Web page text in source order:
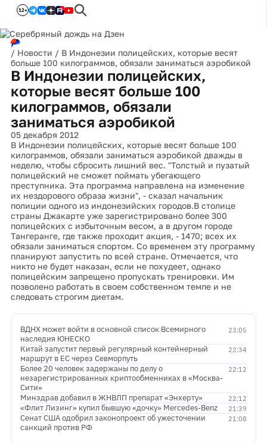
12+
/ Новости / В Индонезии полицейских, которые весят
больше 100 килограммов, обязали заниматься аэробикой
В Индонезии полицейских,
которые весят больше 100
килограммов, обязали
заниматься аэробикой
05 декабря 2012
В Индонезии полицейских, которые весят больше 100
килограммов, обязали заниматься аэробикой дважды в
неделю, чтобы сбросить лишний вес. "Толстый и пузатый
полицейский не сможет поймать убегающего
преступника. Эта программа направлена на изменение
их нездорового образа жизни", - сказал начальник
полиции одного из индонезийских городов.В столице
страны Джакарте уже зарегистрировано более 300
полицейских с избыточным весом, а в другом городе
Тангеранге, где также проходит акция, - 1470; всех их
обязали заниматься спортом. Со временем эту программу
планируют запустить по всей стране. Отмечается, что
никто не будет наказан, если не похудеет, однако
полицейским запрещено пропускать тренировки. Им
позволено работать в своем собственном темпе и не
следовать строгим диетам.
23:05
ВДНХ может войти в основной список Всемирного
наследия ЮНЕСКО
22:34
Китай запустит первый регулярный контейнерный
маршрут в ЕС через Севморпуть
22:12
Более 20 человек задержаны по делу о
незарегистрированных криптообменниках в «Москва-
Сити»
22:12
Минздрав добавил в ЖНВЛП препарат «Энхерту»
21:39
«Флит Лизинг» купил бывшую «дочку» Mercedes-Benz
21:08
Сенат США одобрил законопроект об ужесточении
санкций против РФ